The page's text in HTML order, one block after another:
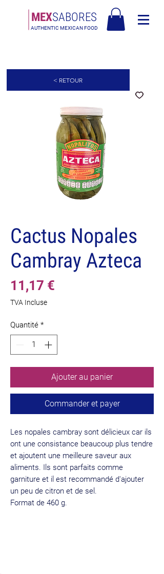
MEXSABORES
AUTHENTIC MEXICAN FOOD
Cactus Nopales
Cambray Azteca
11,17 €
TVA Incluse
Quantité *
Ajouter au panier
Commander et payer
Les nopales cambray sont délicieux car ils
ont une consistance beaucoup plus tendre
et ajoutent une meilleure saveur aux
aliments. Ils sont parfaits comme
garniture et il est recommandé d'ajouter
un peu de citron et de sel.
Format de 460 g.
< RETOUR